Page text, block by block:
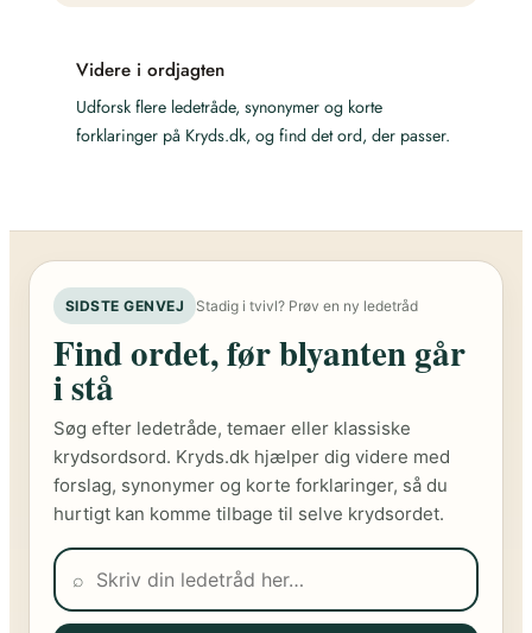
Videre i ordjagten
Udforsk flere ledetråde, synonymer og korte
forklaringer på Kryds.dk, og find det ord, der passer.
SIDSTE GENVEJ Stadig i tvivl? Prøv en ny ledetråd
Find ordet, før blyanten går
i stå
Søg efter ledetråde, temaer eller klassiske
krydsordsord. Kryds.dk hjælper dig videre med
forslag, synonymer og korte forklaringer, så du
hurtigt kan komme tilbage til selve krydsordet.
⌕